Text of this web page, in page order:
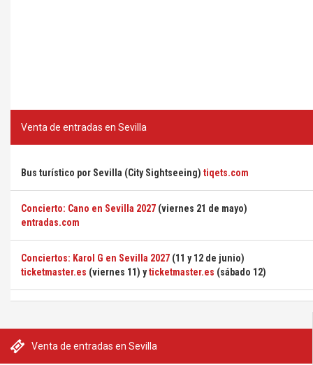
Venta de entradas en Sevilla
Venta de entradas en Sevilla
Bus turístico por Sevilla (City Sightseeing) tiqets.com
Concierto: Cano en Sevilla 2027 (viernes 21 de mayo)
entradas.com
Conciertos: Karol G en Sevilla 2027 (11 y 12 de junio)
ticketmaster.es (viernes 11) yticketmaster.es (sábado 12)